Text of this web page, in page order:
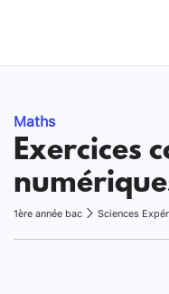
Maths
Exercices
1ère année bac Sciences